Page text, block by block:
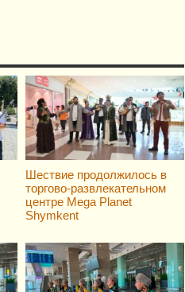
Шествие продолжилось в
торгово-развлекательном
центре Mega Planet
Shymkent